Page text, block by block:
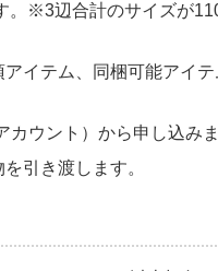
。※3辺合計のサイズが
イテム、同梱可能アイ
ウント）から申し込み
引き渡します。